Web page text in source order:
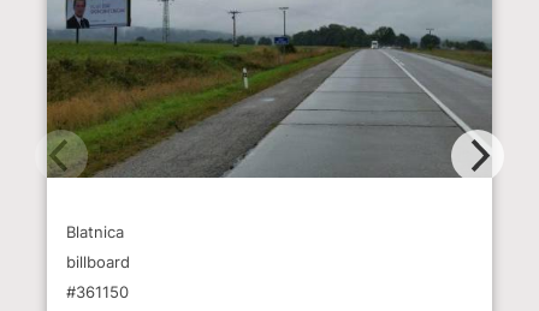
Blatnica
billboard
#361150